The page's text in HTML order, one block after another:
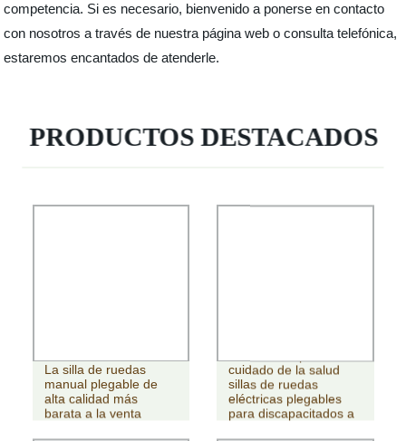
competencia. Si es necesario, bienvenido a ponerse en contacto
con nosotros a través de nuestra página web o consulta telefónica,
estaremos encantados de atenderle.
PRODUCTOS DESTACADOS
La silla de ruedas
manual plegable de
alta calidad más
barata a la venta
cuidado de la salud
sillas de ruedas
eléctricas plegables
para discapacitados a